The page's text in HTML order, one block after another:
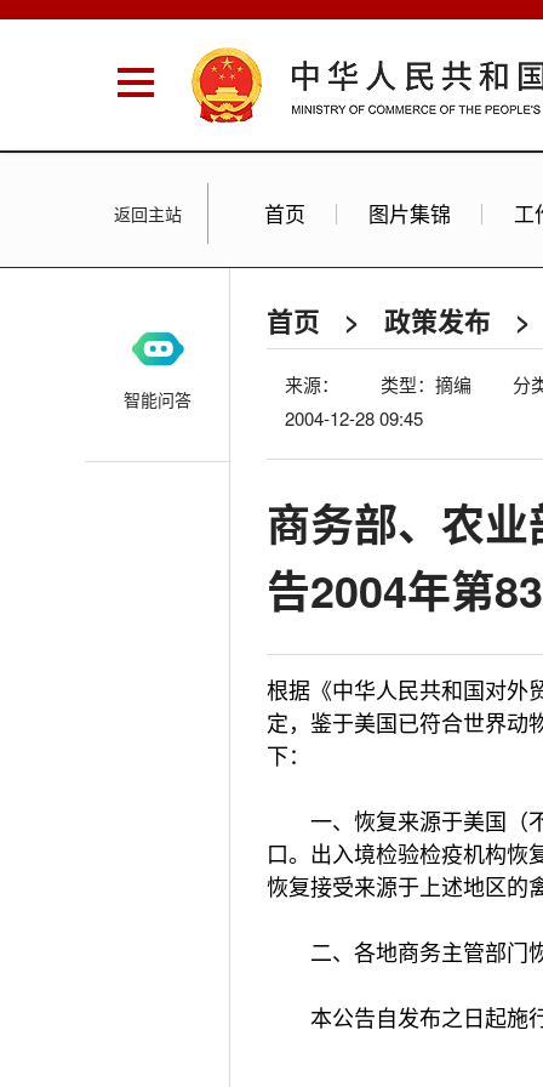
返回主站 首页 图片集锦 工
首页 > 政策发布 >
来源： 类型：摘编
分
2004-12-28 09:45
商务部、农
告2004年第
根据《中华人民共和国对外
定，鉴于美国已符合世界动
下：
一、恢复来源于美国（不
口。出入境检验检疫机构恢
恢复接受来源于上述地区的
二、各地商务主管部门恢
本公告自发布之日起施
智能问答